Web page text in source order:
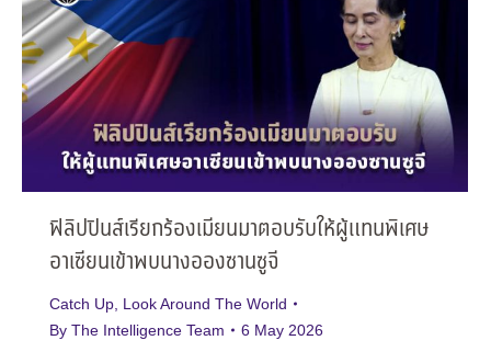
ฟิลิปปินส์เรียกร้องเมียนมาตอบรับให้ผู้แทนพิเศษ
อาเซียนเข้าพบนางอองซานซูจี
Catch Up Look Around The World
By The Intelligence Team 6 May 2026